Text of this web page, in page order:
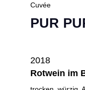
Cuvée
PUR
2018
Rotwein im